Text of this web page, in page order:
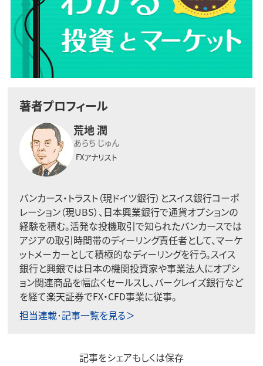
著者プロフィール
荒地 潤
あらち じゅん
FXアナリスト
バンカース・トラスト（現ドイツ銀行）とスイス銀行コーポ
レーション（現UBS）、日本興業銀行で通貨オプションの
経験を積む。活発な投機取引で知られたバンカースでは
アジアの取引時間帯のディーリング責任者として、マーケ
ットメーカーとして積極的なディーリングを行う。スイス
銀行と興銀では日本の機関投資家や事業法人にオプシ
ョン関連商品を幅広くセールスし、バークレイズ銀行など
を経て楽天証券でFX・CFD事業に従事。
担当連載･記事一覧を見る＞
記事をシェアもしくは保存